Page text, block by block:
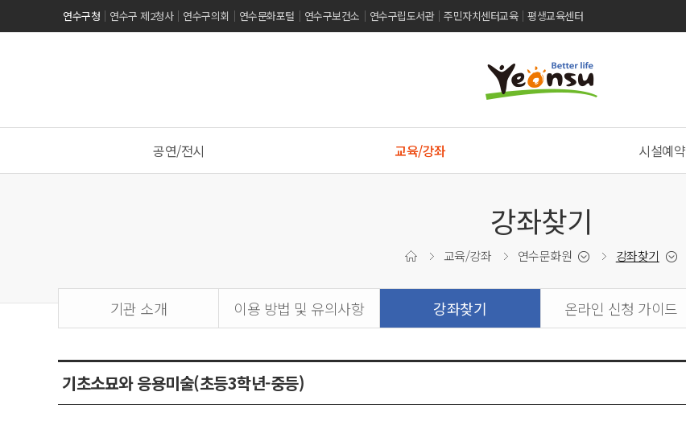
연수구청 연수구 제2청사 연수구의회 연수문화포털 연수구보건소 연수구립도서관 주민자치센터교육 평생교육센터
공연/전시 교육/강좌 시설예약
강좌찾기
교육/강좌 연수문화원 강좌찾기
기관 소개 이용 방법 및 유의사항 강좌찾기 온라인 신청 가이드
기초소묘와 응용미술(초등3학년-중등)